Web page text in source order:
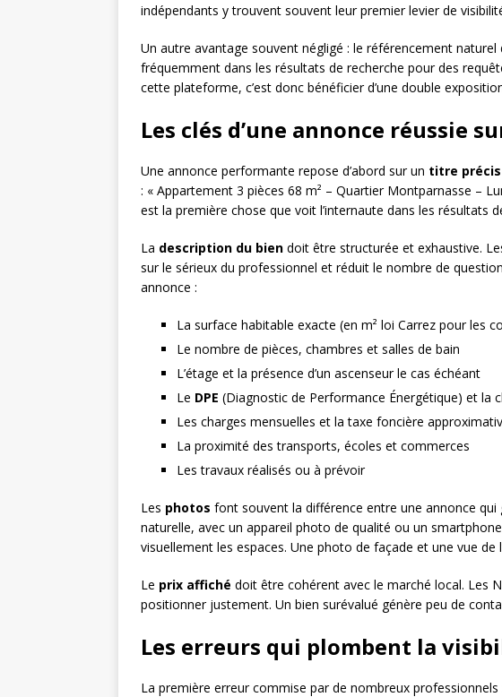
indépendants y trouvent souvent leur premier levier de
Un autre avantage souvent négligé : le référencement
fréquemment dans les résultats de recherche pour des
cette plateforme, c’est donc bénéficier d’une double
Les clés d’une annonce réussie
Une annonce performante repose d’abord sur un titre
: « Appartement 3 pièces 68 m² – Quartier Montparnasse –
est la première chose que voit l’internaute dans les résultats
La description du bien doit être structurée et exhaustive.
sur le sérieux du professionnel et réduit le nombre de
annonce :
La surface habitable exacte (en m² loi Carrez pour les
Le nombre de pièces, chambres et salles de bain
L’étage et la présence d’un ascenseur le cas échéant
Le DPE (Diagnostic de Performance Énergétique) et la
Les charges mensuelles et la taxe foncière
La proximité des transports, écoles et commerces
Les travaux réalisés ou à prévoir
Les photos font souvent la différence entre une annonce
naturelle, avec un appareil photo de qualité ou un
visuellement les espaces. Une photo de façade et une vue
Le prix affiché doit être cohérent avec le marché local. Les
positionner justement. Un bien surévalué génère peu de
Les erreurs qui plombent la
La première erreur commise par de nombreux